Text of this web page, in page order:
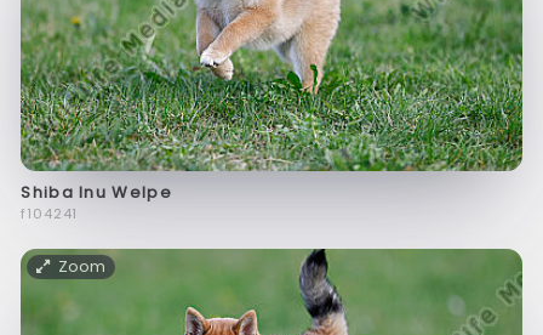
Shiba Inu Welpe
f104241
Zoom